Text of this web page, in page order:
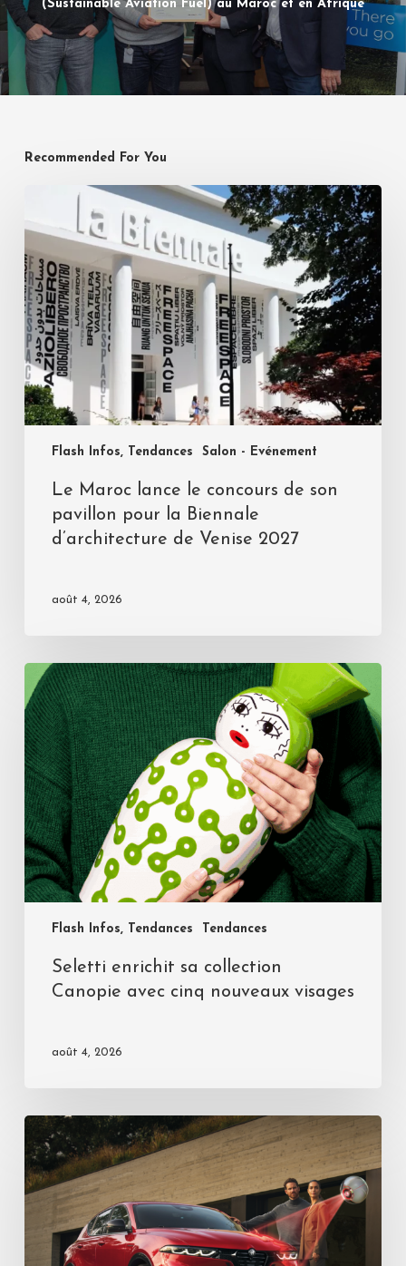
(Sustainable Aviation Fuel) au Maroc et en Afrique
Recommended For You
Flash Infos, Tendances Salon - Evénement
Le Maroc lance le concours de son
pavillon pour la Biennale
d’architecture de Venise 2027
août 4, 2026
Flash Infos, Tendances Tendances
Seletti enrichit sa collection
Canopie avec cinq nouveaux visages
août 4, 2026